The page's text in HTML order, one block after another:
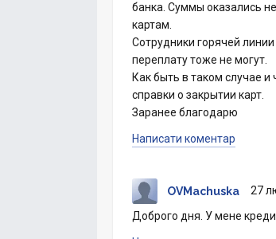
банка. Суммы оказались
картам.
Сотрудники горячей
переплату тоже не могут.
Как быть в таком случае и
справки о закрытии карт.
Заранее благодарю
Написати коментар
OVMachuska
27
Доброго дня. У мене